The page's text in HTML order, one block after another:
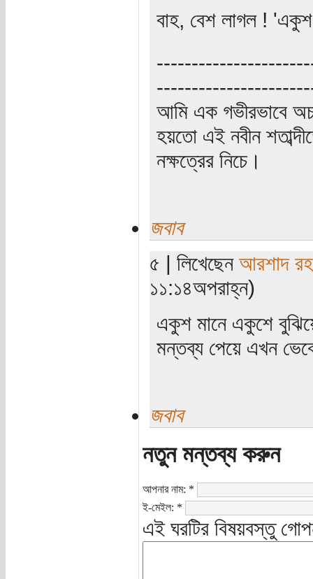
বাহ, বেশ লাগল !
আমি এক গভীরভাবে
হয়তো এই নবীন
নক্ষত্রের নিচে।
জবাব
৫ | লিখেছেন আরশাদ
১১:১৪অপরাহ্ন)
একুশ মানে একুশে
মন্তব্য পেয়ে এখন
জবাব
নতুন মন্তব্য করুন
আপনার নাম: *
ই-মেইল: *
এই ঘরটির বিষয়বস্তু